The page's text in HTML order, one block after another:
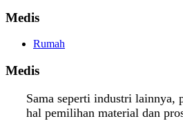
Medis
Rumah
Medis
Sama seperti industri lainnya,
hal pemilihan material dan